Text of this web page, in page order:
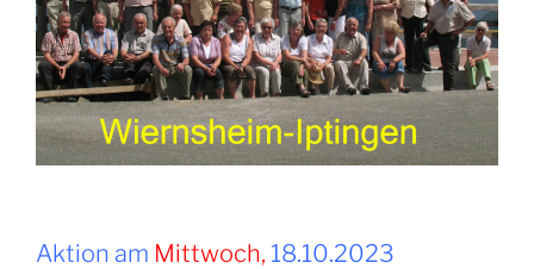
Aktion am Mittwoch, 18.10.2023